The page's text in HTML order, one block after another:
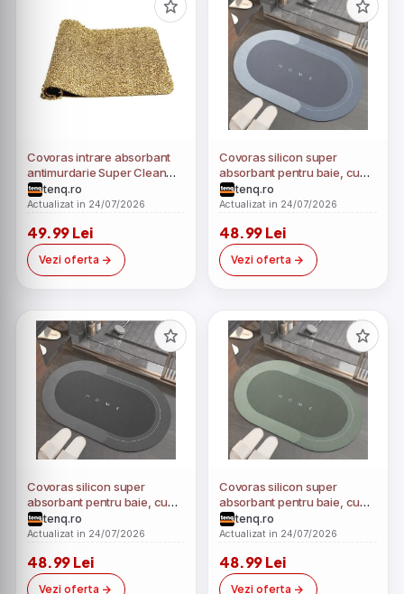
Covoras intrare absorbant
antimurdarie Super Clean
Mattenq.ro
Actualizat in 24/07/2026
49.99 Lei
Vezi oferta
Covoras silicon super
absorbant pentru baie, cu
uscare rapida
tenq.ro
Actualizat in 24/07/2026
48.99 Lei
Vezi oferta
Covoras silicon super
absorbant pentru baie, cu
uscare rapida
tenq.ro
Actualizat in 24/07/2026
48.99 Lei
Vezi oferta
Covoras silicon super
absorbant pentru baie, cu
uscare rapida
tenq.ro
Actualizat in 24/07/2026
48.99 Lei
Vezi oferta